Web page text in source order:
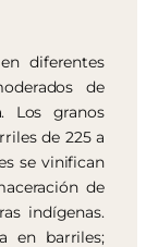
diferentes
de
Los granos
de 225 a
se vinifican
de
indígenas.
en barriles;